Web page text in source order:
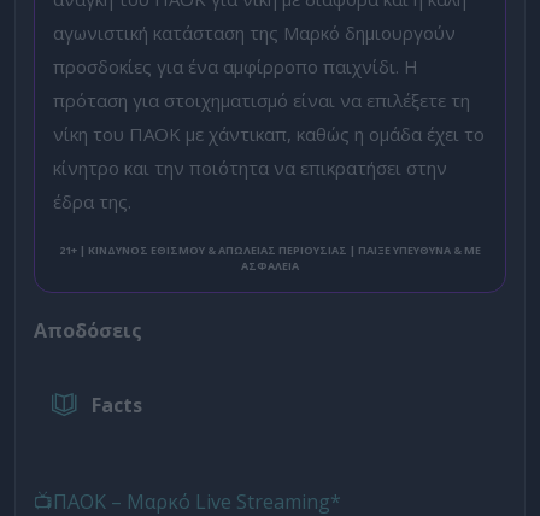
αγωνιστική κατάσταση της Μαρκό δημιουργούν
προσδοκίες για ένα αμφίρροπο παιχνίδι. Η
πρόταση για στοιχηματισμό είναι να επιλέξετε τη
νίκη του ΠΑΟΚ με χάντικαπ, καθώς η ομάδα έχει το
κίνητρο και την ποιότητα να επικρατήσει στην
έδρα της.
21+ | ΚΙΝΔΥΝΟΣ ΕΘΙΣΜΟΥ & ΑΠΩΛΕΙΑΣ ΠΕΡΙΟΥΣΙΑΣ | ΠΑΙΞΕ ΥΠΕΥΘΥΝΑ & ΜΕ
ΑΣΦΑΛΕΙΑ
Αποδόσεις
Facts
📺ΠΑΟΚ – Μαρκό Live Streaming*